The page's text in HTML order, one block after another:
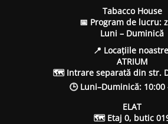
Tabacco House
📅 Program de lucru:
Luni – Duminică
📍 Locațiile
ATRIUM
🗺 Intrare separată din str.
🕒 Luni–Duminică: 10:00
ELAT
🗺 Etaj 0, butic